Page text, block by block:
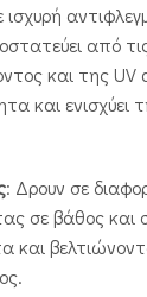
ισχυρή
από
και της UV
και ενισχύει
: Δρουν σε
σε βάθος και
και